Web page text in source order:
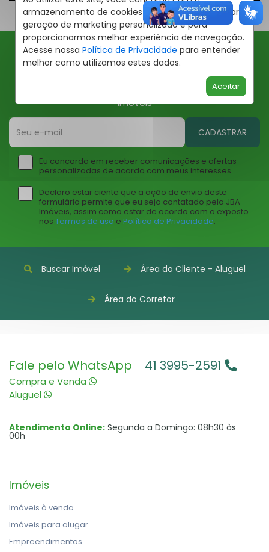
armazenamento de cookies em seu dispositivo para
geração de marketing personalizado e para
proporcionarmos melhor experiência de navegação.
Acesse nossa Política de Privacidade para entender
melhor como utilizamos estes dados.
Aceitar
Ofertas JBA
Insira seu email abaixo para receber ofertas da JBA
Imóveis
CADASTRAR
Eu concordo em receber comunicações e ofertas
personalizadas de acordo com meus interesses.
Declaro estar ciente que a ação de envio deste
formulário permite que eu seja contatado pela JBA
Imóveis, assim como estar de acordo com o exposto
nos Termos de uso e Política de Privacidade.
Buscar Imóvel Área do Cliente - Aluguel
Área do Corretor
Fale pelo WhatsApp
Compra e Venda
Aluguel
41 3995-2591
Atendimento Online: Segunda a Domingo: 08h30 às
00h
Imóveis
Imóveis à venda
Imóveis para alugar
Empreendimentos